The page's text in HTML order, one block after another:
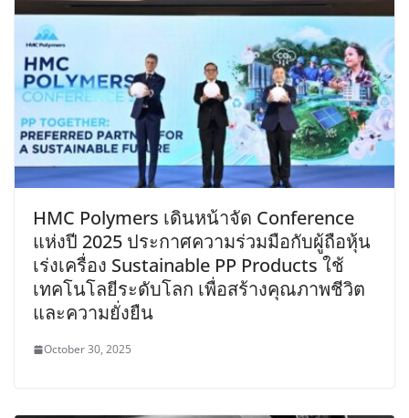
HMC Polymers เดินหน้าจัด Conference
แห่งปี 2025 ประกาศความร่วมมือกับผู้ถือหุ้น
เร่งเครื่อง Sustainable PP Products ใช้
เทคโนโลยีระดับโลก เพื่อสร้างคุณภาพชีวิต
และความยั่งยืน
October 30, 2025